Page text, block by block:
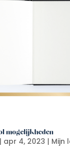
mogelijkheden
| apr 4, 2023 | Mijn